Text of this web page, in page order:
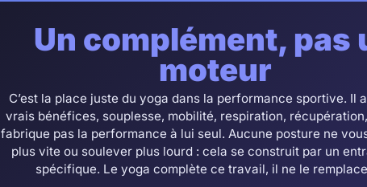
Un complément, pas
moteur
C’est la place juste du yoga dans la performance sportive. Il
vrais bénéfices, souplesse, mobilité, respiration,
fabrique pas la performance à lui seul. Aucune posture ne
plus vite ou soulever plus lourd : cela se construit par un
spécifique. Le yoga complète ce travail, il ne le